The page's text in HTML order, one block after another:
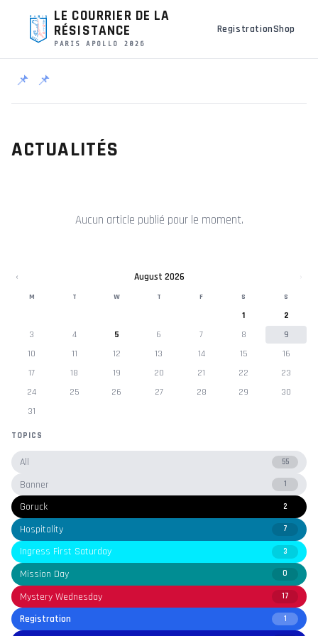
LE COURRIER DE LA
RÉSISTANCE
PARIS APOLLO 2026
RegistrationShop
📌 📌
ACTUALITÉS
Aucun article publié pour le moment.
‹ August 2026
M T W T F S S
1
2
3
4 5 6 7 8
9
10
11 12 13 14 15
16
17
18 19 20 21 22
23
24
25 26 27 28 29
30
31
TOPICS
All 55
Banner 1
Goruck 2
Hospitality 7
Ingress First Saturday 3
Mission Day 0
Mystery Wednesday 17
Registration 1